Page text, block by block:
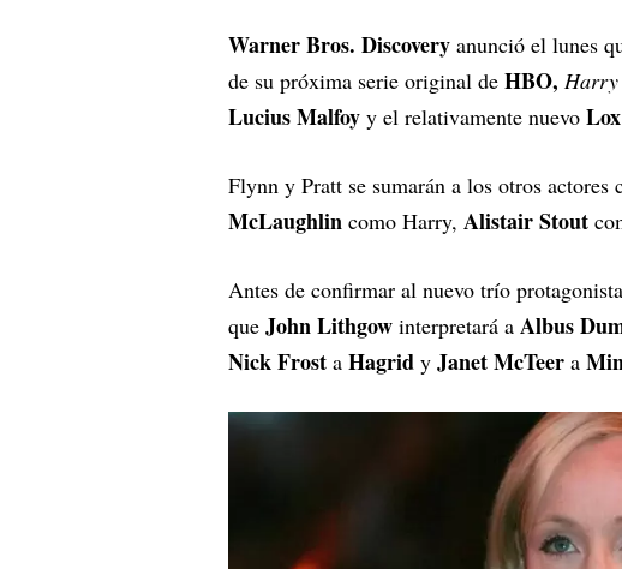
Warner Bros. Discovery anunció el lunes
de su próxima serie original de HBO, Harry
Lucius Malfoy y el relativamente nuevo
Flynn y Pratt se sumarán a los otros actores
McLaughlin como Harry, Alistair Stout
Antes de confirmar al nuevo trío
que John Lithgow interpretará a Albus
Nick Frost a Hagrid y Janet McTeer a